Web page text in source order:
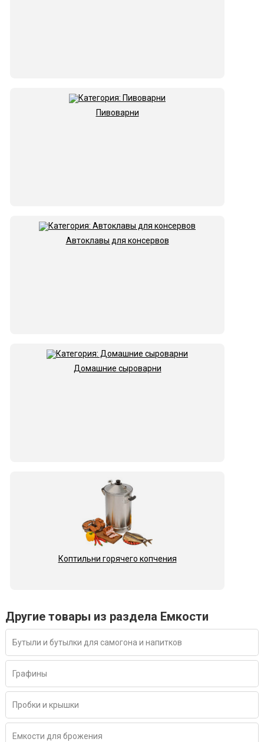
Пивоварни
Автоклавы для консервов
Домашние сыроварни
Коптильни горячего копчения
Другие товары из раздела Емкости
Бутыли и бутылки для самогона и напитков
Графины
Пробки и крышки
Емкости для брожения